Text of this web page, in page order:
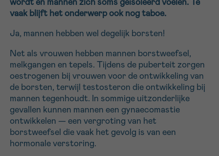
wordt en mannen zich soms geïsoleerd voelen. Te
vaak blijft het onderwerp ook nog taboe.
Ja, mannen hebben wel degelijk borsten!
Net als vrouwen hebben mannen borstweefsel,
melkgangen en tepels. Tijdens de puberteit zorgen
oestrogenen bij vrouwen voor de ontwikkeling van
de borsten, terwijl testosteron die ontwikkeling bij
mannen tegenhoudt. In sommige uitzonderlijke
gevallen kunnen mannen een gynaecomastie
ontwikkelen — een vergroting van het
borstweefsel die vaak het gevolg is van een
hormonale verstoring.
EMAIL
MIJN VRAAG
Ja, stuur mij de nieuwsbrief
Ik aanvaard de gebruiksvoorwaarden
*VERPLICHT VELD